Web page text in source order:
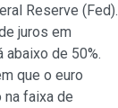
Reserve (Fed).
juros em
abaixo de 50%.
que o euro
faixa de